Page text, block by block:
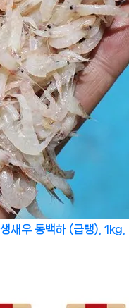
새우 동백하 (급랭), 1kg,